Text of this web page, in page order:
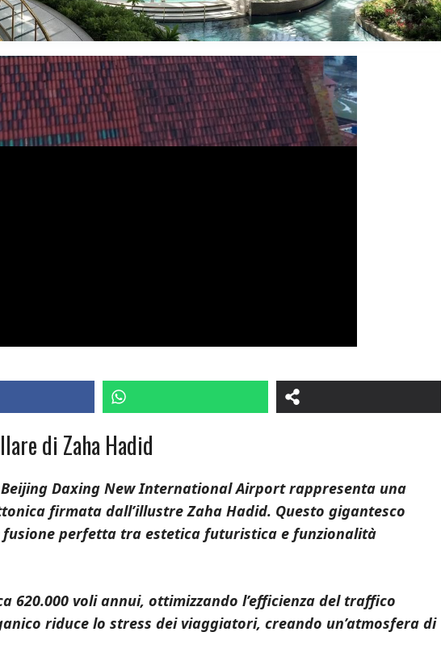
di Zaha Hadid
Daxing New International Airport rappresenta una
firmata dall’illustre Zaha Hadid. Questo gigantesco
perfetta tra estetica futuristica e funzionalità
620.000 voli annui, ottimizzando l’efficienza del traffico
riduce lo stress dei viaggiatori, creando un’atmosfera di